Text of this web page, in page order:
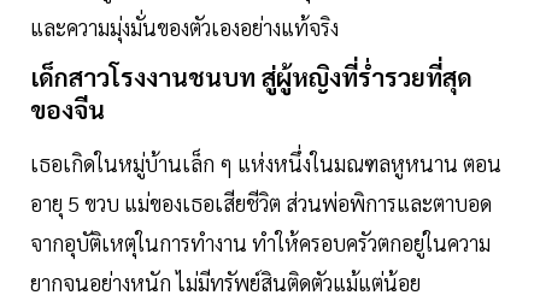
และความมุ่งมั่นของตัวเองอย่างแท้จริง
เด็กสาวโรงงานชนบท สู่ผู้หญิงที่ร่ำรวยที่สุด
ของจีน
เธอเกิดในหมู่บ้านเล็ก ๆ แห่งหนึ่งในมณฑลหูหนาน ตอน
อายุ 5 ขวบ แม่ของเธอเสียชีวิต ส่วนพ่อพิการและตาบอด
จากอุบัติเหตุในการทำงาน ทำให้ครอบครัวตกอยู่ในความ
ยากจนอย่างหนัก ไม่มีทรัพย์สินติดตัวแม้แต่น้อย